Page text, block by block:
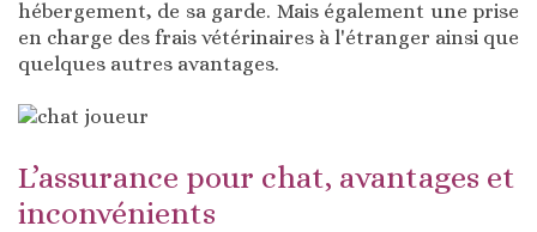
hébergement, de sa garde. Mais également une prise
en charge des frais vétérinaires à l'étranger ainsi que
quelques autres avantages.
L’assurance pour chat, avantages et
inconvénients